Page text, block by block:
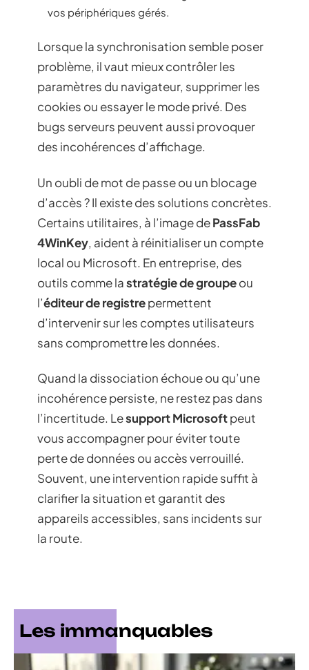
vos périphériques gérés.
Lorsque la synchronisation semble poser
problème, il vaut mieux contrôler les
paramètres du navigateur, supprimer les
cookies ou essayer le mode privé. Des
bugs serveurs peuvent aussi provoquer
des incohérences d’affichage.
Un oubli de mot de passe ou un blocage
d’accès ? Il existe des solutions concrètes.
Certains utilitaires, à l’image dePassFab
4WinKey, aident à réinitialiser un compte
local ou Microsoft. En entreprise, des
outils comme lastratégie de groupeou
l’éditeur de registrepermettent
d’intervenir sur les comptes utilisateurs
sans compromettre les données.
Quand la dissociation échoue ou qu’une
incohérence persiste, ne restez pas dans
l’incertitude. Lesupport Microsoftpeut
vous accompagner pour éviter toute
perte de données ou accès verrouillé.
Souvent, une intervention rapide suffit à
clarifier la situation et garantit des
appareils accessibles, sans incidents sur
la route.
Les immanquables